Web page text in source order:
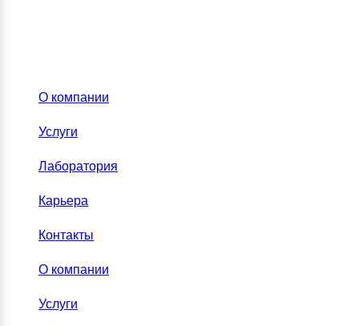
О компании
Услуги
Лаборатория
Карьера
Контакты
О компании
Услуги